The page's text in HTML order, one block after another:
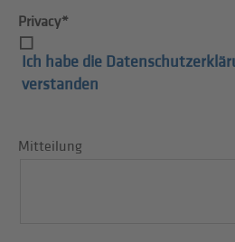
Privacy*
Ich habe die
verstanden
Mitteilung